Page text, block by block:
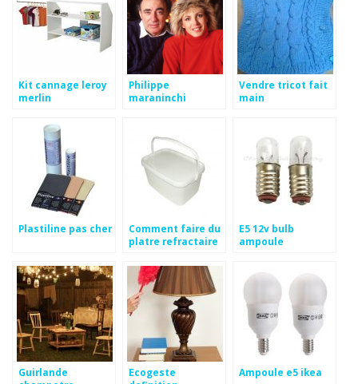
Kit cannage leroy
merlin
Philippe
maraninchi
Vendre tricot fait
main
Plastiline pas cher
Comment faire du
platre refractaire
E5 12v bulb
ampoule
Guirlande
Ecogeste
Ampoule e5 ikea